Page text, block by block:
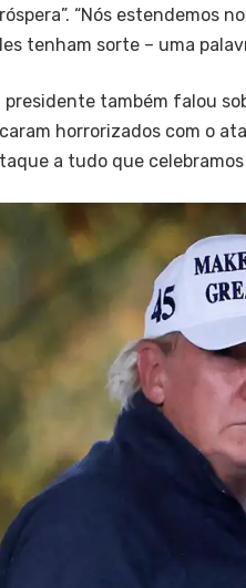
“Nós estendemos
tenham sorte – uma
presidente também falou
horrorizados com o
a tudo que